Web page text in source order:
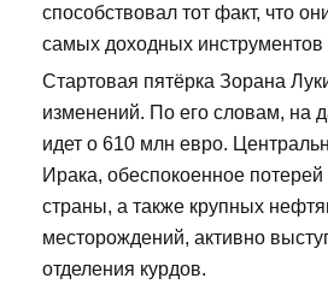
способствовал тот факт, что
самых доходных инструментов
Стартовая пятёрка Зорана
изменений. По его словам, на
идет о 610 млн евро.
Ирака, обеспокоенное потерей
страны, а также крупных
месторождений, активно
отделения курдов.